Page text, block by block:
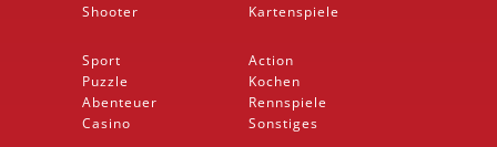
Shooter
Kartenspiele
Sport
Puzzle
Abenteuer
Casino
Action
Kochen
Rennspiele
Sonstiges